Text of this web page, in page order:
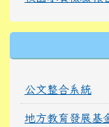
公文整合系統
地方教育發展基